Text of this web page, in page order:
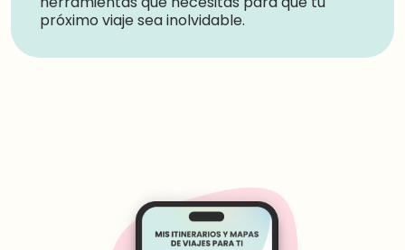
próximo viaje sea inolvidable.